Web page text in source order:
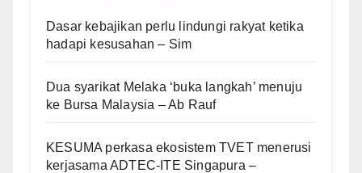
Dasar kebajikan perlu lindungi rakyat ketika
hadapi kesusahan – Sim
Dua syarikat Melaka ‘buka langkah’ menuju
ke Bursa Malaysia – Ab Rauf
KESUMA perkasa ekosistem TVET menerusi
kerjasama ADTEC-ITE Singapura –